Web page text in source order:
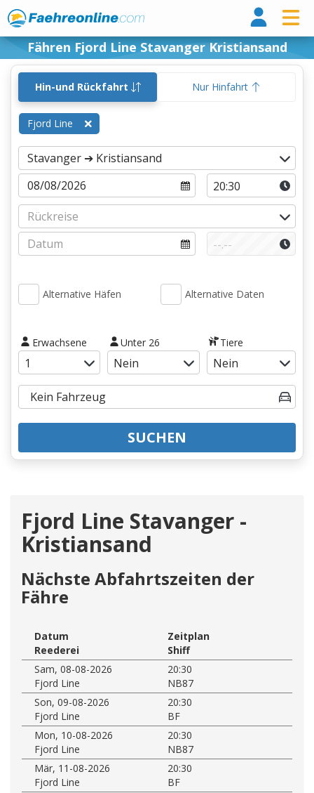
Fähren Fjord Line Stavanger Kristiansand
Hin-und Rückfahrt Nur Hinfahrt
Fjord Line
Alternative Häfen Alternative Daten
Erwachsene Unter 26 Tiere
SUCHEN
Fjord Line Stavanger -
Kristiansand
Nächste Abfahrtszeiten der
Fähre
Datum
Zeitplan
Reederei
Shiff
Sam, 08-08-2026
20:30
Fjord Line
NB87
Son, 09-08-2026
20:30
Fjord Line
BF
Mon, 10-08-2026
20:30
Fjord Line
NB87
Mär, 11-08-2026
20:30
Fjord Line
BF